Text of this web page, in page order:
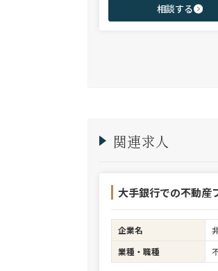
ックまで、幅広いポジションで100
ご支援実績を誇る。また、首都圏
相談する
関連求人
大手銀行での不動産
企業名
業種・職種